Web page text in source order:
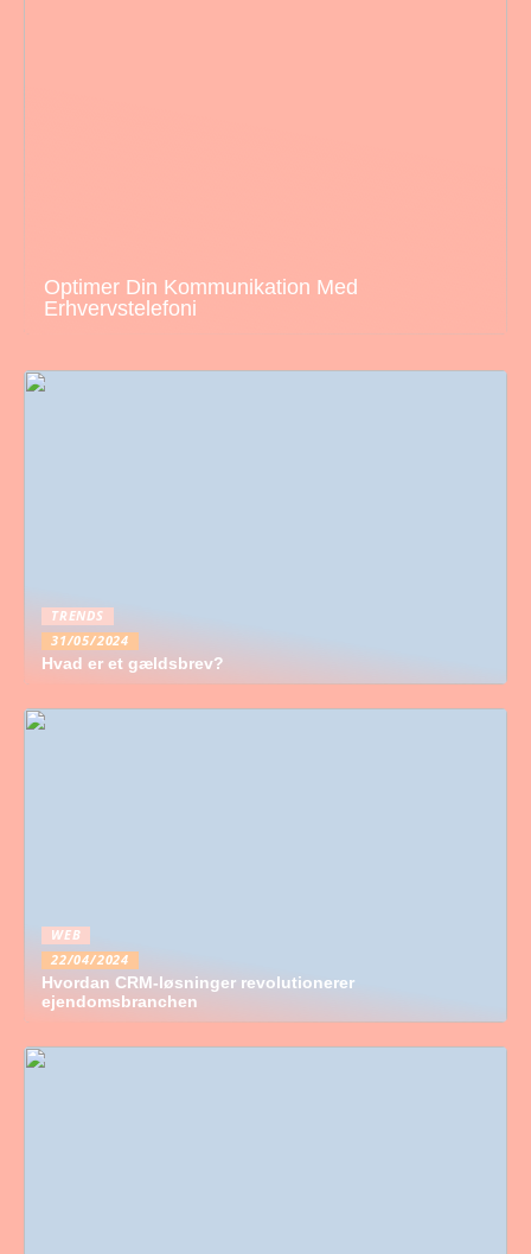
Optimer Din Kommunikation Med
Erhvervstelefoni
TRENDS
31/05/2024
Hvad er et gældsbrev?
WEB
22/04/2024
Hvordan CRM-løsninger revolutionerer
ejendomsbranchen